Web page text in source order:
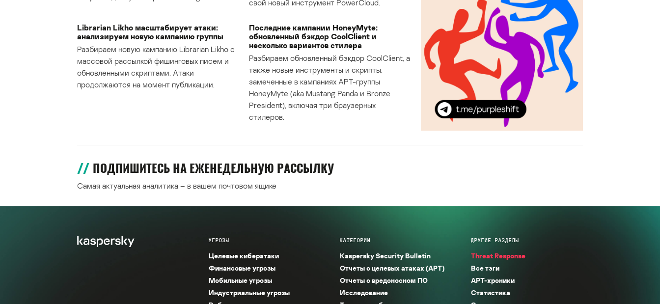
свой новый инструмент PowerCloud.
Librarian Likho масштабирует атаки:
анализируем новую кампанию группы
Разбираем новую кампанию Librarian Likho с
массовой рассылкой фишинговых писем и
обновленными скриптами. Атаки
продолжаются на момент публикации.
Последние кампании HoneyMyte:
обновленный бэкдор CoolClient и
несколько вариантов стилера
Разбираем обновленный бэкдор CoolClient, а
также новые инструменты и скрипты,
замеченные в кампаниях APT-группы
HoneyMyte (aka Mustang Panda и Bronze
President), включая три браузерных
стилеров.
ПОДПИШИТЕСЬ НА ЕЖЕНЕДЕЛЬНУЮ РАССЫЛКУ
Самая актуальная аналитика – в вашем почтовом ящике
УГРОЗЫ
Целевые кибератаки
Финансовые угрозы
Мобильные угрозы
Индустриальные угрозы
КАТЕГОРИИ
Kaspersky Security Bulletin
Отчеты о целевых атаках (APT)
Отчеты о вредоносном ПО
Исследование
ДРУГИЕ РАЗДЕЛЫ
Threat Response
Все тэги
APT-хроники
Статистика